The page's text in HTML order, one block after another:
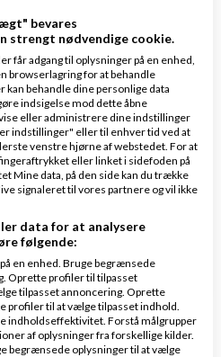
Saxis
i dag
om Div.
bevares
strengt nødvendige cookie.
får adgang til oplysninger på en enhed,
browserlagring for at behandle
behandle dine personlige data
indsigelse mod dette åbne
eller administrere dine indstillinger
indstillinger" eller til enhver tid ved at
venstre hjørne af webstedet. For at
eller linket i sidefoden på
Mine data, på den side kan du trække
signaleret til vores partnere og vil ikke
data for at analysere
følgende:
en enhed. Bruge begrænsede
Oprette profiler til tilpasset
tilpasset annoncering. Oprette
profiler til at vælge tilpasset indhold.
indholdseffektivitet. Forstå målgrupper
af oplysninger fra forskellige kilder.
begrænsede oplysninger til at vælge